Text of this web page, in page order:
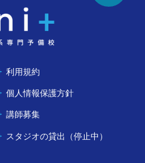
利用規約
個人情報保護方針
講師募集
スタジオの貸出（停止中）